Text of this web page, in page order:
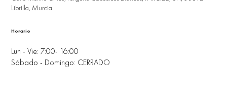
Librilla, Murcia
Lun - Vie: 7:00- 16:00
Sábado - Domingo: CERRADO
Horario